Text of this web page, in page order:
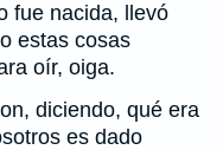
fue nacida, llevó
estas cosas
oír, oiga.
diciendo, qué era
es dado